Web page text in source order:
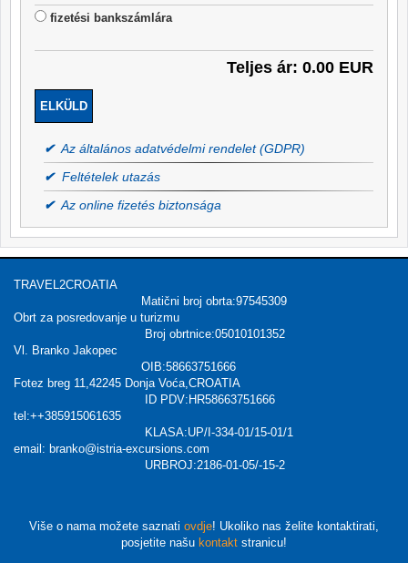
fizetési bankszámlára
Teljes ár: 0.00 EUR
✔ Az általános adatvédelmi rendelet (GDPR)
✔ Feltételek utazás
✔ Az online fizetés biztonsága
TRAVEL2CROATIA
Matični broj obrta:97545309
Obrt za posredovanje u turizmu
Broj obrtnice:05010101352
Vl. Branko Jakopec
OIB:58663751666
Fotez breg 11,42245 Donja Voća,CROATIA
ID PDV:HR58663751666
tel:++385915061635
KLASA:UP/I-334-01/15-01/1
email: branko@istria-excursions.com
URBROJ:2186-01-05/-15-2
Više o nama možete saznati ovdje! Ukoliko nas želite kontaktirati,
posjetite našu kontakt stranicu!